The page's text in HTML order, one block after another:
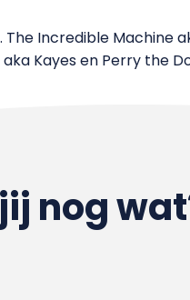
Incredible Machine
Kayes en Perry the
nog